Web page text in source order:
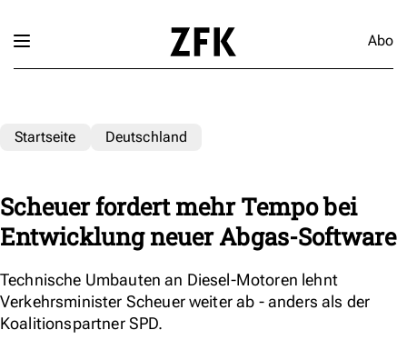
Abo
Startseite Deutschland
Scheuer fordert mehr Tempo bei
Entwicklung neuer Abgas-Software
Technische Umbauten an Diesel-Motoren lehnt
Verkehrsminister Scheuer weiter ab - anders als der
Koalitionspartner SPD.